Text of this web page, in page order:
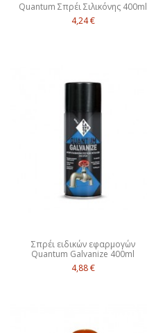
Quantum Σπρέι Σιλικόνης 400ml
4,24 €
Σπρέι ειδικών εφαρμογών
Quantum Galvanize 400ml
4,88 €